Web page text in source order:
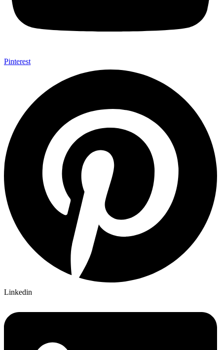
Pinterest
Linkedin